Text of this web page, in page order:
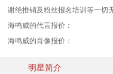
谢绝推销及粉丝报名培训等一切
海鸣威的代言报价：
海鸣威的肖像报价：
明星简介